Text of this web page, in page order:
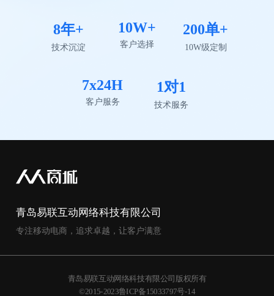
8年+
技术沉淀
10W+
客户选择
200单+
10W级定制
7x24H
客户服务
1对1
技术服务
青岛易联互动网络科技有限公司
专注移动电商，追求卓越，让客户满意
青岛易联互动网络科技有限公司版权所有
©2015-2023鲁ICP备15033797号-14